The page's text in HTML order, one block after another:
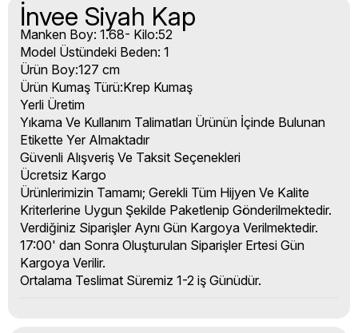
İnvee Siyah Kap
Manken Boy: 1.68- Kilo:52
Model Üstündeki Beden: 1
Ürün Boy:127 cm
Ürün Kumaş Türü:Krep Kumaş
Yerli Üretim
Yıkama Ve Kullanım Talimatları Ürünün İçinde Bulunan
Etikette Yer Almaktadır
Güvenli Alışveriş Ve Taksit Seçenekleri
Ücretsiz Kargo
Ürünlerimizin Tamamı; Gerekli Tüm Hijyen Ve Kalite
Kriterlerine Uygun Şekilde Paketlenip Gönderilmektedir.
Verdiğiniz Siparişler Aynı Gün Kargoya Verilmektedir.
17:00' dan Sonra Oluşturulan Siparişler Ertesi Gün
Kargoya Verilir.
Ortalama Teslimat Süremiz 1-2 iş Günüdür.